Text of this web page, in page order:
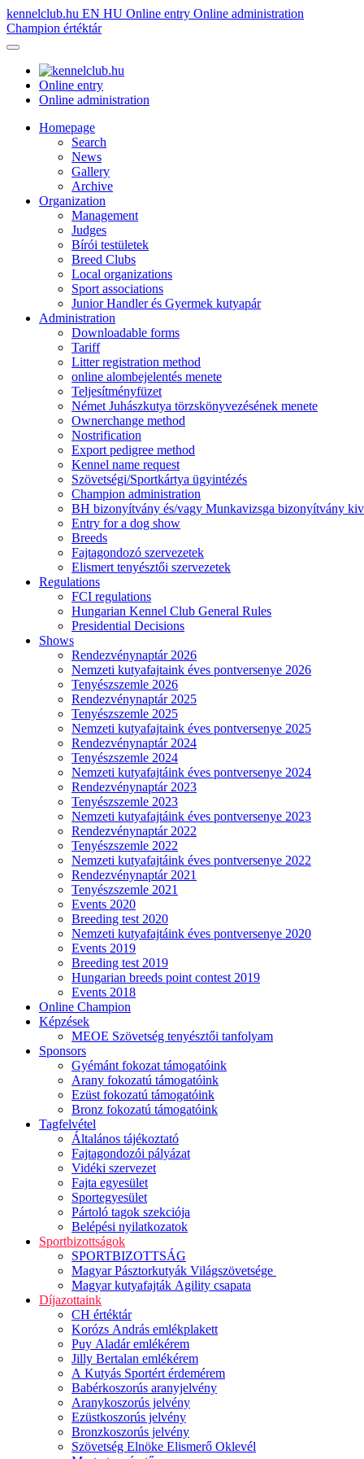
kennelclub.hu EN HU Online entry Online administration
Champion értéktár
Online entry
Online administration
Homepage
Search
News
Gallery
Archive
Organization
Management
Judges
Bírói testületek
Breed Clubs
Local organizations
Sport associations
Junior Handler és Gyermek kutyapár
Administration
Downloadable forms
Tariff
Litter registration method
online alombejelentés menete
Teljesítményfüzet
Német Juhászkutya törzskönyvezésének menete
Ownerchange method
Nostrification
Export pedigree method
Kennel name request
Szövetségi/Sportkártya ügyintézés
Champion administration
BH bizonyítvány és/vagy Munkavizsga bizonyítvány
Entry for a dog show
Breeds
Fajtagondozó szervezetek
Elismert tenyésztői szervezetek
Regulations
FCI regulations
Hungarian Kennel Club General Rules
Presidential Decisions
Shows
Rendezvénynaptár 2026
Nemzeti kutyafajtaink éves pontversenye 2026
Tenyészszemle 2026
Rendezvénynaptár 2025
Tenyészszemle 2025
Nemzeti kutyafajtaink éves pontversenye 2025
Rendezvénynaptár 2024
Tenyészszemle 2024
Nemzeti kutyafajtáink éves pontversenye 2024
Rendezvénynaptár 2023
Tenyészszemle 2023
Nemzeti kutyafajtáink éves pontversenye 2023
Rendezvénynaptár 2022
Tenyészszemle 2022
Nemzeti kutyafajtáink éves pontversenye 2022
Rendezvénynaptár 2021
Tenyészszemle 2021
Events 2020
Breeding test 2020
Nemzeti kutyafajtáink éves pontversenye 2020
Events 2019
Breeding test 2019
Hungarian breeds point contest 2019
Events 2018
Online Champion
Képzések
MEOE Szövetség tenyésztői tanfolyam
Sponsors
Gyémánt fokozat támogatóink
Arany fokozatú támogatóink
Ezüst fokozatú támogatóink
Bronz fokozatú támogatóink
Tagfelvétel
Általános tájékoztató
Fajtagondozói pályázat
Vidéki szervezet
Fajta egyesület
Sportegyesület
Pártoló tagok szekciója
Belépési nyilatkozatok
Sportbizottságok
SPORTBIZOTTSÁG
Magyar Pásztorkutyák Világszövetsége
Magyar kutyafajták Agility csapata
Díjazottaink
CH értéktár
Korózs András emlékplakett
Puy Aladár emlékérem
Jilly Bertalan emlékérem
A Kutyás Sportért érdemérem
Babérkoszorús aranyjelvény
Aranykoszorús jelvény
Ezüstkoszorús jelvény
Bronzkoszorús jelvény
Szövetség Elnöke Elismerő Oklevél